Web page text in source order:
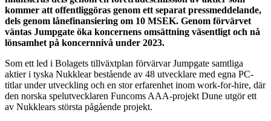
kommer att offentliggöras genom ett separat pressmeddelande,
dels genom lånefinansiering om 10 MSEK. Genom förvärvet
väntas Jumpgate öka koncernens omsättning väsentligt och nå
lönsamhet på koncernnivå under 2023.
Som ett led i Bolagets tillväxtplan förvärvar Jumpgate samtliga
aktier i tyska Nukklear bestående av 48 utvecklare med egna PC-
titlar under utveckling och en stor erfarenhet inom work-for-hire, där
den norska spelutvecklaren Funcoms AAA-projekt Dune utgör ett
av Nukklears största pågående projekt.